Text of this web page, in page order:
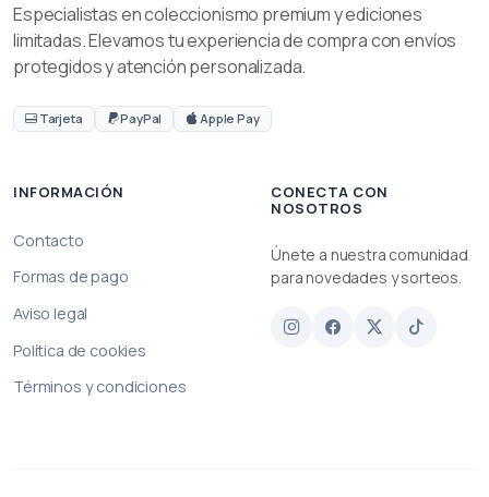
Especialistas en coleccionismo premium y ediciones
limitadas. Elevamos tu experiencia de compra con envíos
protegidos y atención personalizada.
Tarjeta PayPal Apple Pay
INFORMACIÓN
Contacto
Formas de pago
Aviso legal
Política de cookies
Términos y condiciones
CONECTA CON
NOSOTROS
Únete a nuestra comunidad
para novedades y sorteos.